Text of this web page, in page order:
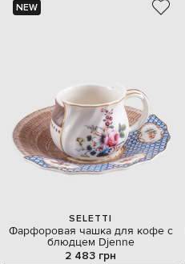
NEW
SELETTI
Фарфоровая чашка для кофе с
блюдцем Djenne
2 483 грн